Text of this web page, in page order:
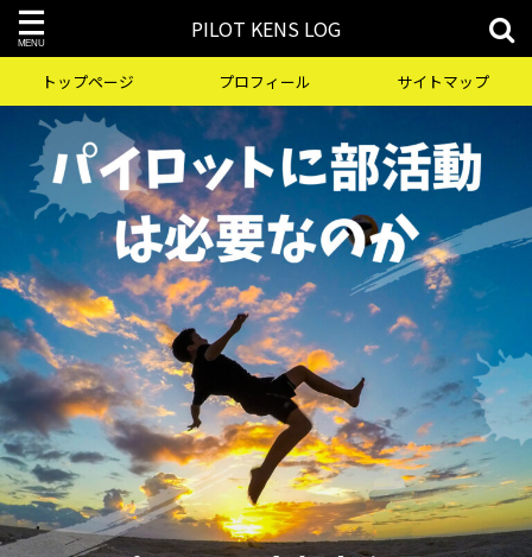
PILOT KENS LOG
トップページ プロフィール サイトマップ